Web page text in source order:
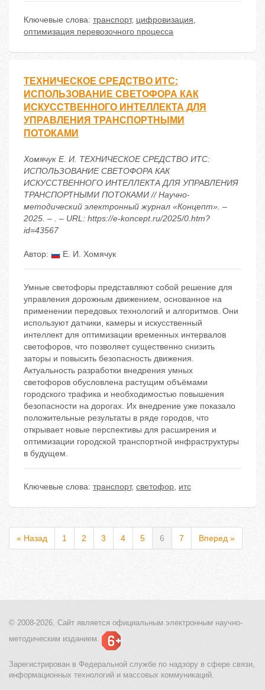
Ключевые слова: транспорт, цифровизация,
оптимизация перевозочного процесса
ТЕХНИЧЕСКОЕ СРЕДСТВО ИТС:
ИСПОЛЬЗОВАНИЕ СВЕТОФОРА КАК
ИСКУССТВЕННОГО ИНТЕЛЛЕКТА ДЛЯ
УПРАВЛЕНИЯ ТРАНСПОРТНЫМИ
ПОТОКАМИ
Хомячук Е. И. ТЕХНИЧЕСКОЕ СРЕДСТВО ИТС:
ИСПОЛЬЗОВАНИЕ СВЕТОФОРА КАК
ИСКУССТВЕННОГО ИНТЕЛЛЕКТА ДЛЯ УПРАВЛЕНИЯ
ТРАНСПОРТНЫМИ ПОТОКАМИ // Научно-
методический электронный журнал «Концепт». –
2025. – . – URL: https://e-koncept.ru/2025/0.htm?
id=43567
Автор: Е. И. Хомячук
Умные светофоры представляют собой решение для
управления дорожным движением, основанное на
применении передовых технологий и алгоритмов. Они
используют датчики, камеры и искусственный
интеллект для оптимизации временных интервалов
светофоров, что позволяет существенно снизить
заторы и повысить безопасность движения.
Актуальность разработки внедрения умных
светофоров обусловлена растущим объёмами
городского трафика и необходимостью повышения
безопасности на дорогах. Их внедрение уже показало
положительные результаты в ряде городов, что
открывает новые перспективы для расширения и
оптимизации городской транспортной инфраструктуры
в будущем.
Ключевые слова: транспорт, светофор, итс
« Назад 1 2 3 4 5 6 7 Вперед »
© 2008-2026, Сайт является официальным электронным научно-
методическим изданием.
Зарегистрирован в Федеральной службе по надзору в сфере связи,
информационных технологий и массовых коммуникаций.